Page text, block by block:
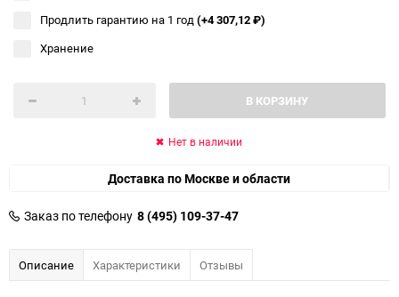
Продлить гарантию на 1 год(+4 307,12₽)
Хранение
В КОРЗИНУ
Нет в наличии
Доставка по Москве и области
Заказ по телефону 8 (495) 109-37-47
Описание Характеристики Отзывы